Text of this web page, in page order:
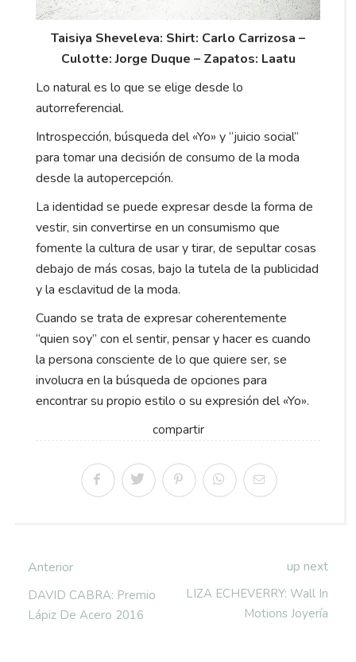
Taisiya Sheveleva: Shirt: Carlo Carrizosa –
Culotte: Jorge Duque – Zapatos: Laatu
Lo natural es lo que se elige desde lo
autorreferencial.
Introspección, búsqueda del «Yo» y “juicio social”
para tomar una decisión de consumo de la moda
desde la autopercepción.
La identidad se puede expresar desde la forma de
vestir, sin convertirse en un consumismo que
fomente la cultura de usar y tirar, de sepultar cosas
debajo de más cosas, bajo la tutela de la publicidad
y la esclavitud de la moda.
Cuando se trata de expresar coherentemente
“quien soy” con el sentir, pensar y hacer es cuando
la persona consciente de lo que quiere ser, se
involucra en la búsqueda de opciones para
encontrar su propio estilo o su expresión del «Yo».
compartir
Anterior
DAVID CABRA: Premio
Lápiz De Acero 2016
up next
LIZA ECHEVERRY: Wall In
Motions Joyería